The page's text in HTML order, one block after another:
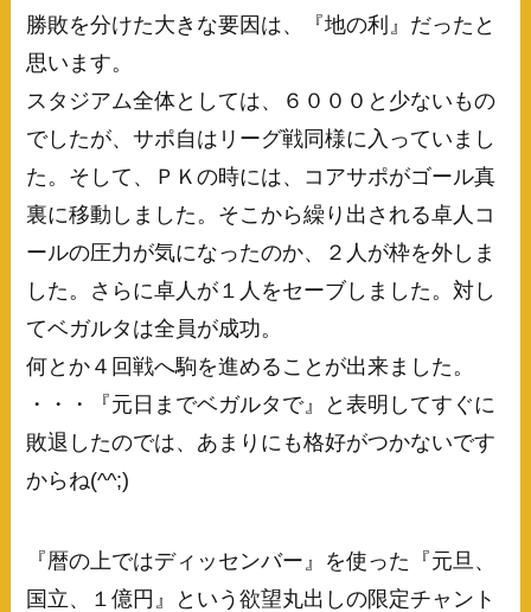
勝敗を分けた大きな要因は、『地の利』だったと
思います。
スタジアム全体としては、６０００と少ないもの
でしたが、サポ自はリーグ戦同様に入っていまし
た。そして、ＰＫの時には、コアサポがゴール真
裏に移動しました。そこから繰り出される卓人コ
ールの圧力が気になったのか、２人が枠を外しま
した。さらに卓人が１人をセーブしました。対し
てベガルタは全員が成功。
何とか４回戦へ駒を進めることが出来ました。
・・・『元日までベガルタで』と表明してすぐに
敗退したのでは、あまりにも格好がつかないです
からね(^^;)
『暦の上ではディッセンバー』を使った『元旦、
国立、１億円』という欲望丸出しの限定チャント